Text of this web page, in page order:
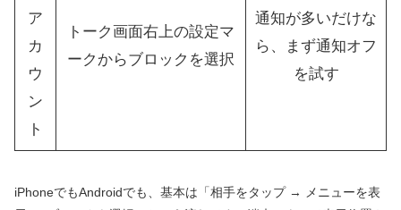
ア
カ
ウ
ン
ト
トーク画面右上の設定マ
ークからブロックを選択
通知が多いだけな
ら、まず通知オフ
を試す
iPhoneでもAndroidでも、基本は「相手をタップ → メニューを表